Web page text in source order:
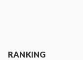
RANKING